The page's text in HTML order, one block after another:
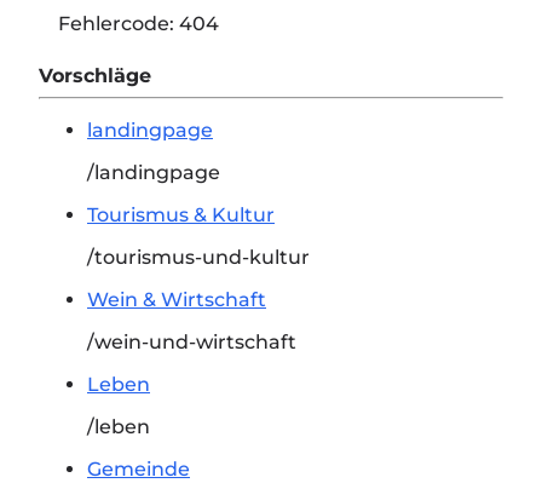
Fehlercode: 404
Vorschläge
landingpage
/landingpage
Tourismus & Kultur
/tourismus-und-kultur
Wein & Wirtschaft
/wein-und-wirtschaft
Leben
/leben
Gemeinde